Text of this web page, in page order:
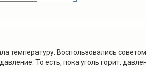
Воспользовались
То есть, пока уголь горит,